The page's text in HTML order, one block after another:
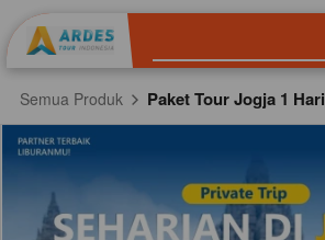
Semua Produk Paket Tour Jogja 1 Hari